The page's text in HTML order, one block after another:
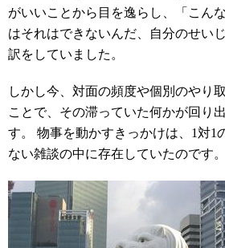
がいいことから目を逸らし、「こん
はそれはできないんだ、自分のせい
訳をしていました。
しかし今、対面の頻度や個別のやり
ことで、その滞っていた何かが回り
す。 物事を動かすきっかけは、1対1
ない雑談の中に存在していたのです。